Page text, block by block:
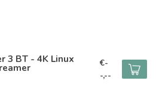
3 BT - 4K Linux
€-
-,--